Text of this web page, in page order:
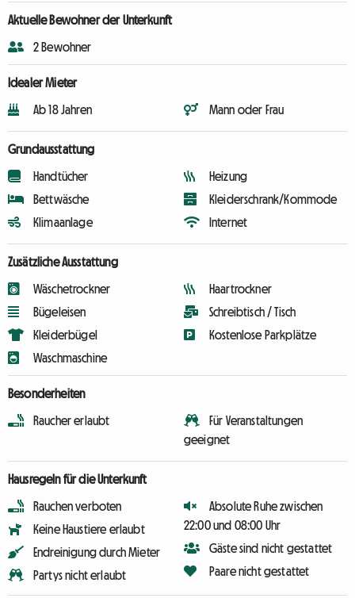
Aktuelle Bewohner der Unterkunft
2 Bewohner
Idealer Mieter
Ab 18 Jahren Mann oder Frau
Grundausstattung
Handtücher
Bettwäsche
Klimaanlage
Heizung
Kleiderschrank/Kommode
Internet
Zusätzliche Ausstattung
Wäschetrockner
Bügeleisen
Kleiderbügel
Waschmaschine
Haartrockner
Schreibtisch / Tisch
Kostenlose Parkplätze
Besonderheiten
Raucher erlaubt
Für Veranstaltungen
geeignet
Hausregeln für die Unterkunft
Rauchen verboten
Keine Haustiere erlaubt
Endreinigung durch Mieter
Partys nicht erlaubt
Absolute Ruhe zwischen
22:00 und 08:00 Uhr
Gäste sind nicht gestattet
Paare nicht gestattet